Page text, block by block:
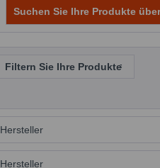
Suchen Sie Ihre Produkte
Filtern Sie Ihre Produkte
Hersteller
Molyduval
Hersteller